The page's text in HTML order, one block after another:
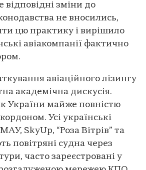
відповідні зміни до
не вносились,
цю практику і вирішило
авіакомпанії фактично
авіаційного лізингу
академічна дискусія.
України майже повністю
Усі українські
SkyUp, “Роза Вітрів” та
повітряні судна через
часто зареєстровані у